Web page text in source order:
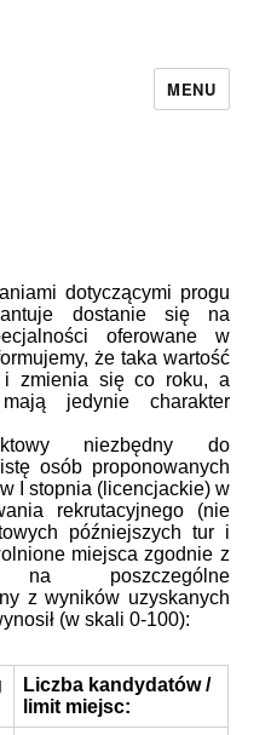
MENU
dotyczącymi progu
dostanie się na
oferowane w
że taka wartość
i zmienia się co roku, a
jedynie charakter
niezbędny do
osób proponowanych
I stopnia (licencjackie) w
rekrutacyjnego (nie
późniejszych tur i
miejsca zgodnie z
poszczególne
z wyników uzyskanych
(w skali 0-100):
Liczba kandydatów /
limit miejsc: